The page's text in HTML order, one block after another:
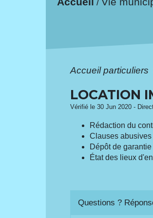
/
Accueil particuliers
LOCATION
Vérifié le 30 Jun 2020 -
Rédaction du
Clauses abusives
Dépôt de garantie
État des lieux
Questions ?